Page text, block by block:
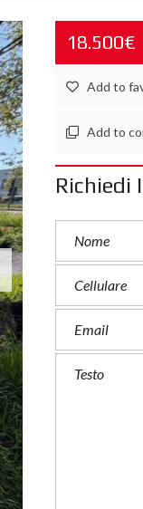
18.500€
Add to
Add to
Richiedi